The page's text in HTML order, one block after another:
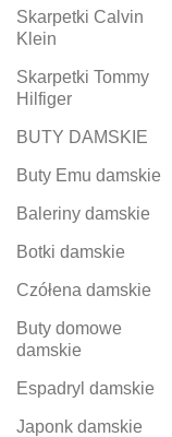
Skarpetki Calvin
Klein
Skarpetki Tommy
Hilfiger
BUTY DAMSKIE
Buty Emu damskie
Baleriny damskie
Botki damskie
Czółena damskie
Buty domowe
damskie
Espadryl damskie
Japonk damskie